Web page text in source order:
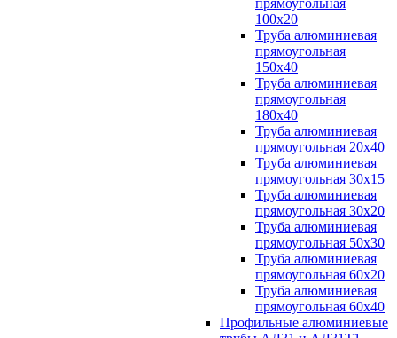
прямоугольная
100х20
Труба алюминиевая
прямоугольная
150x40
Труба алюминиевая
прямоугольная
180x40
Труба алюминиевая
прямоугольная 20х40
Труба алюминиевая
прямоугольная 30x15
Труба алюминиевая
прямоугольная 30х20
Труба алюминиевая
прямоугольная 50х30
Труба алюминиевая
прямоугольная 60x20
Труба алюминиевая
прямоугольная 60х40
Профильные алюминиевые